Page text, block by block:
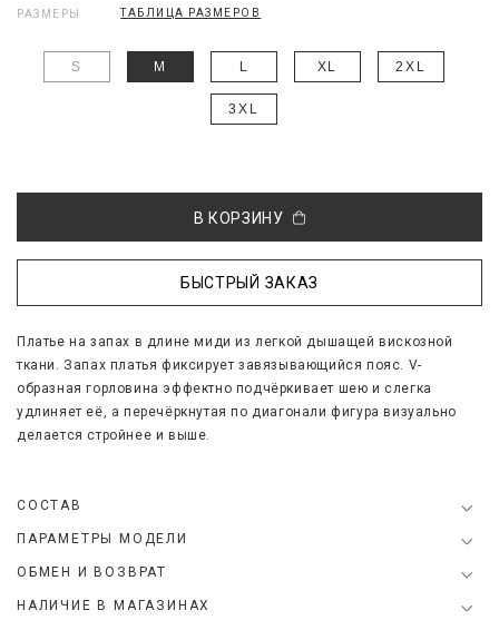
РАЗМЕРЫ ТАБЛИЦА РАЗМЕРОВ
S M L XL 2XL
3XL
В КОРЗИНУ
БЫСТРЫЙ ЗАКАЗ
Платье на запах в длине миди из легкой дышащей вискозной
ткани. Запах платья фиксирует завязывающийся пояс. V-
образная горловина эффектно подчёркивает шею и слегка
удлиняет её, а перечёркнутая по диагонали фигура визуально
делается стройнее и выше.
СОСТАВ
ПАРАМЕТРЫ МОДЕЛИ
ОБМЕН И ВОЗВРАТ
НАЛИЧИЕ В МАГАЗИНАХ